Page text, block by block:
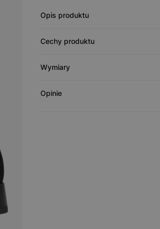
Opis produktu
Cechy produktu
Wymiary
Opinie